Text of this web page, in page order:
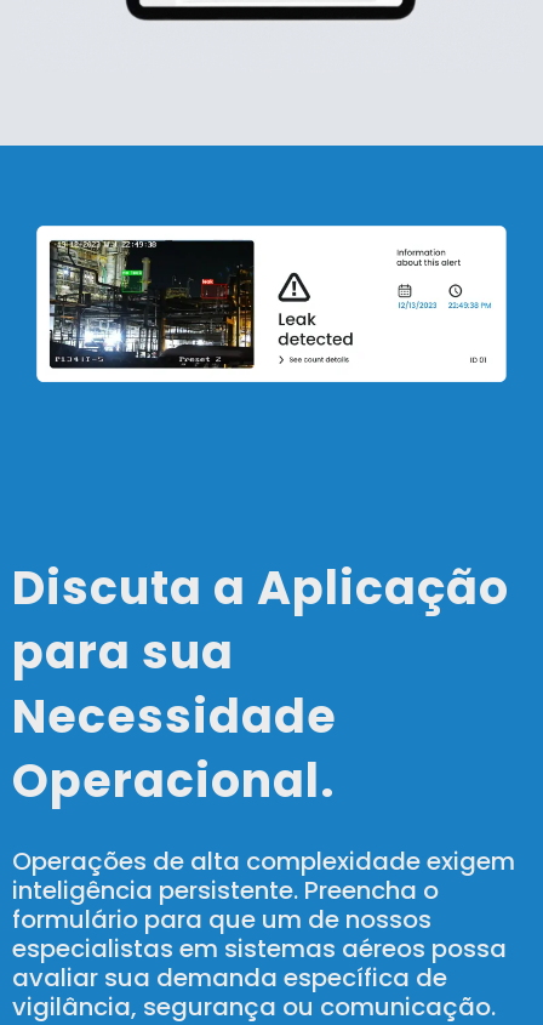
Discuta a Aplicação
para sua
Necessidade
Operacional.
Operações de alta complexidade exigem
inteligência persistente. Preencha o
formulário para que um de nossos
especialistas em sistemas aéreos possa
avaliar sua demanda específica de
vigilância, segurança ou comunicação.